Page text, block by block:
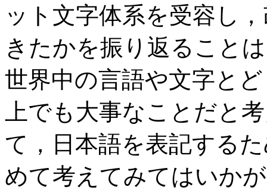
ット文字体系を受容し
きたかを振り返ること
世界中の言語や文字と
上でも大事なことだと
て，日本語を表記する
めて考えてみてはいか